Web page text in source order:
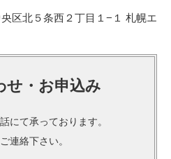
区北５条西２丁目１−１ 札幌エ
せ・お申込み
にて承っております。
連絡下さい。